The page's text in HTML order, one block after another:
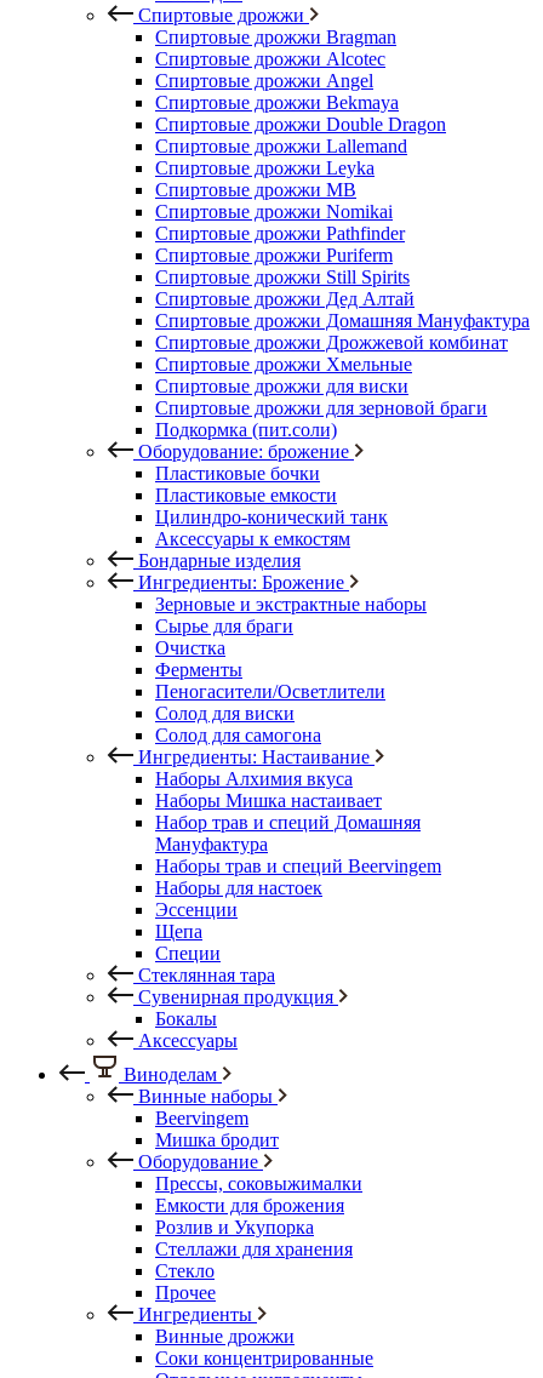
Спиртовые дрожжи
Спиртовые дрожжи Bragman
Спиртовые дрожжи Alcotec
Спиртовые дрожжи Angel
Спиртовые дрожжи Bekmaya
Спиртовые дрожжи Double Dragon
Спиртовые дрожжи Lallemand
Спиртовые дрожжи Leyka
Спиртовые дрожжи MB
Спиртовые дрожжи Nomikai
Спиртовые дрожжи Pathfinder
Спиртовые дрожжи Puriferm
Спиртовые дрожжи Still Spirits
Спиртовые дрожжи Дед Алтай
Спиртовые дрожжи Домашняя Мануфактура
Спиртовые дрожжи Дрожжевой комбинат
Спиртовые дрожжи Хмельные
Спиртовые дрожжи для виски
Спиртовые дрожжи для зерновой браги
Подкормка (пит.соли)
Оборудование: брожение
Пластиковые бочки
Пластиковые емкости
Цилиндро-конический танк
Аксессуары к емкостям
Бондарные изделия
Ингредиенты: Брожение
Зерновые и экстрактные наборы
Сырье для браги
Очистка
Ферменты
Пеногасители/Осветлители
Солод для виски
Солод для самогона
Ингредиенты: Настаивание
Наборы Алхимия вкуса
Наборы Мишка настаивает
Набор трав и специй Домашняя
Мануфактура
Наборы трав и специй Beervingem
Наборы для настоек
Эссенции
Щепа
Специи
Стеклянная тара
Сувенирная продукция
Бокалы
Аксессуары
Виноделам
Винные наборы
Beervingem
Мишка бродит
Оборудование
Прессы, соковыжималки
Емкости для брожения
Розлив и Укупорка
Стеллажи для хранения
Стекло
Прочее
Ингредиенты
Винные дрожжи
Соки концентрированные